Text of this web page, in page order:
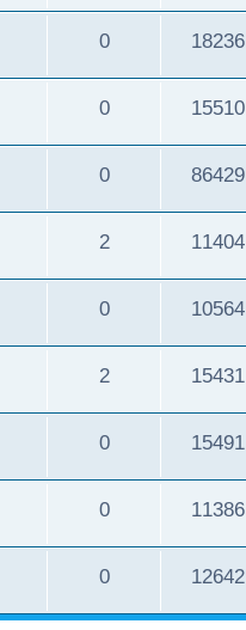
0 18236
0 15510
0 86429
2 11404
0 10564
2 15431
0 15491
0 11386
0 12642